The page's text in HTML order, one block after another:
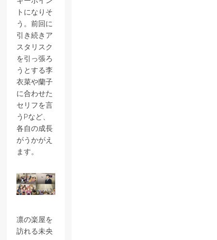
トになりそ
う。前回に
引き続きア
スタリスク
を引っ張ろ
うとする李
衣菜や蘭子
に合わせた
セリフを言
うPなど、
各自の成長
がうかがえ
ます。
凛の楽屋を
訪れる未央